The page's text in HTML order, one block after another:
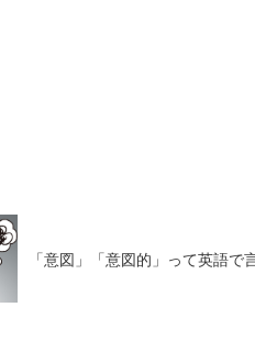
「意図」「意図的」って英語で